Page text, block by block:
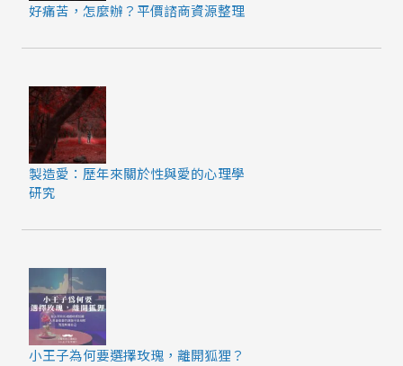
好痛苦，怎麼辦？平價諮商資源整理
製造愛：歷年來關於性與愛的心理學
研究
小王子為何要選擇玫瑰，離開狐狸？